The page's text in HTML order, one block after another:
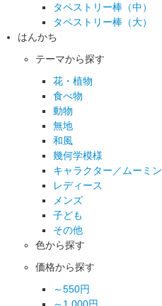
タペストリー棒（中）
タペストリー棒（大）
はんかち
テーマから探す
花・植物
食べ物
動物
無地
和風
幾何学模様
キャラクター／ムーミン
レディース
メンズ
子ども
その他
色から探す
価格から探す
～550円
～1,000円